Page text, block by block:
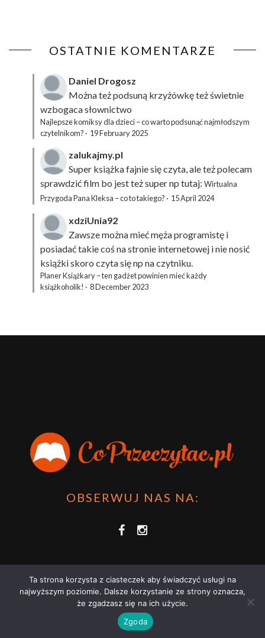
OSTATNIE KOMENTARZE
Daniel Drogosz
Można też podsuną krzyżówkęteż świetnie
wzbogaca słownictwo
Najlepsze komiksy dla dzieci – co warto podsunąć najmłodszym
czytelnikom? · 19 February 2025
zalukajmy.pl
Super książka fajnie się czyta, ale też polecam
sprawdzić film bo jest też super np tutaj: Wirtualna
Przygoda Pana Kleksa – co to takiego? · 15 April 2024
xdziUnia92
Zawsze można mieć męża programistę i
posiadać takie coś na stronie internetowej i nie nosić
książki skoro czyta się np na czytniku.
Planer Książkary – ten gadżet powinien mieć każdy
książkoholik! · 8 December 2023
OBSERWUJ NAS NA:
COPRZECZYTAĆ.PL 2021 | STRONA WYKORZYSTUJE PLIKI COOKIES |
POLITYKĄ PRYWATNOŚCI
Ta strona korzysta z ciasteczek aby świadczyć usługi na
najwyższym poziomie. Dalsze korzystanie ze strony oznacza,
że zgadzasz się na ich użycie.
Zgoda